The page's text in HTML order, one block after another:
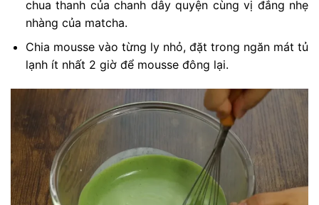
chua thanh của chanh dây quyện cùng vị đắng nhẹ
nhàng của matcha.
Chia mousse vào từng ly nhỏ, đặt trong ngăn mát tủ
lạnh ít nhất 2 giờ để mousse đông lại.